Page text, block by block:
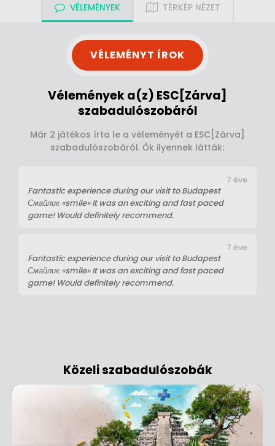
VÉLEMÉNYEK TÉRKÉP NÉZET
VÉLEMÉNYT ÍROK
Vélemények a(z) ESC[Zárva]
szabadulószobáról
Már 2 játékos írta le a véleményét a ESC[Zárva]
szabadulószobáról. Ők ilyennek látták:
Fantastic experience during our visit to Budapest
Смайлик «smile» It was an exciting and fast paced
game! Would definitely recommend.
7 éve
Fantastic experience during our visit to Budapest
Смайлик «smile» It was an exciting and fast paced
game! Would definitely recommend.
7 éve
Közeli szabadulószobák